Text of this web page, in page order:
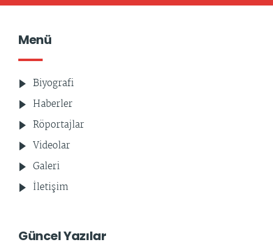
Menü
Biyografi
Haberler
Röportajlar
Videolar
Galeri
İletişim
Güncel Yazılar